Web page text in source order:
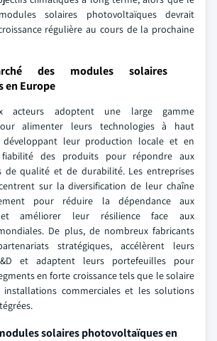
solaires photovoltaïques devrait
régulière au cours de la prochaine
des modules solaires
en Europe
acteurs adoptent une large gamme
alimenter leurs technologies à haut
développant leur production locale et en
des produits pour répondre aux
de qualité et de durabilité. Les entreprises
sur la diversification de leur chaîne
pour réduire la dépendance aux
et améliorer leur résilience face aux
De plus, de nombreux fabricants
stratégiques, accélèrent leurs
et adaptent leurs portefeuilles pour
en forte croissance tels que le solaire
commerciales et les solutions
solaires photovoltaïques en